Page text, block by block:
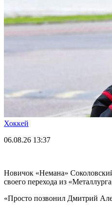
Хоккей
06.08.26 13:37
Новичок «Немана»
своего перехода из
«Просто позвонил Дмитрий